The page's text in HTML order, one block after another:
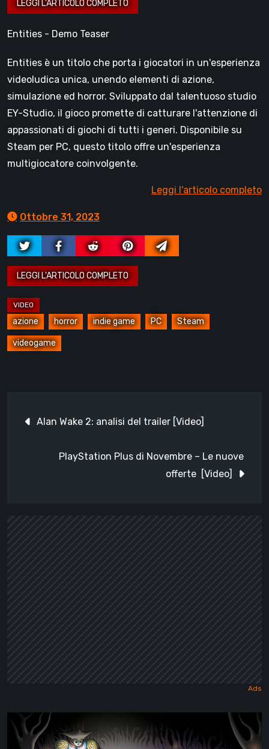
Entities - Demo Teaser
Entities è un titolo che porta i giocatori in un'esperienza
videoludica unica, unendo elementi di azione,
simulazione ed horror. Sviluppato dal talentuoso studio
EY-Studio, il gioco promette di catturare l'attenzione di
appassionati di giochi di tutti i generi. Disponibile su
Steam per PC, questo titolo offre un'esperienza
multigiocatore coinvolgente.
Leggi l'articolo completo
Ottobre 31, 2023
azione horror indie game PC Steam
videogame
articoli
Alan Wake 2: analisi del trailer [Video]
PlayStation Plus di Novembre – Le nuove
offerte [Video]
Cesto